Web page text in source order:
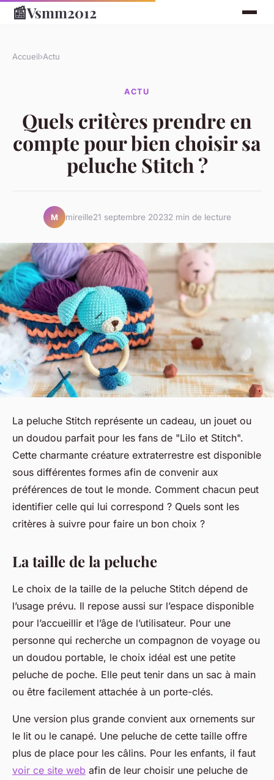
📰Vsmm2012
Accueil›Actu
ACTU
Quels critères prendre en
compte pour bien choisir sa
peluche Stitch ?
M mireille21 septembre 20232 min de lecture
La peluche Stitch représente un cadeau, un jouet ou
un doudou parfait pour les fans de "Lilo et Stitch".
Cette charmante créature extraterrestre est disponible
sous différentes formes afin de convenir aux
préférences de tout le monde. Comment chacun peut
identifier celle qui lui correspond ? Quels sont les
critères à suivre pour faire un bon choix ?
La taille de la peluche
Le choix de la taille de la peluche Stitch dépend de
l’usage prévu. Il repose aussi sur l’espace disponible
pour l’accueillir et l’âge de l’utilisateur. Pour une
personne qui recherche un compagnon de voyage ou
un doudou portable, le choix idéal est une petite
peluche de poche. Elle peut tenir dans un sac à main
ou être facilement attachée à un porte-clés.
Une version plus grande convient aux ornements sur
le lit ou le canapé. Une peluche de cette taille offre
plus de place pour les câlins. Pour les enfants, il faut
voir ce site web afin de leur choisir une peluche de